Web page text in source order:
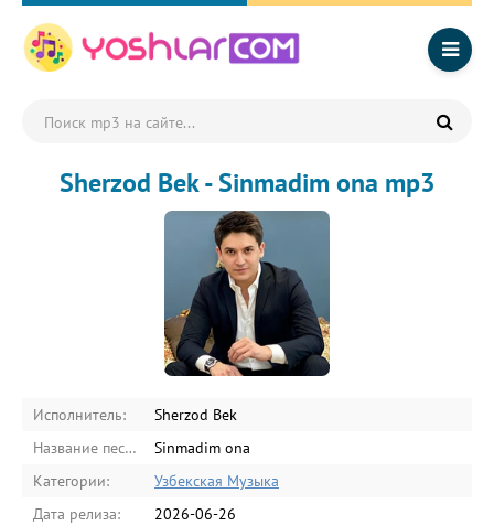
Sherzod Bek - Sinmadim ona mp3
Исполнитель:
Sherzod Bek
Название песни:
Sinmadim ona
Категории:
Узбекская Музыка
Дата релиза:
2026-06-26